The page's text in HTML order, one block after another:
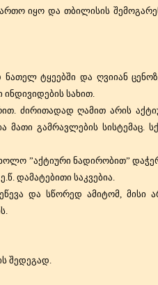
იყო და თბილისის
ტყეებში და ღვიიან
სახით.
ძირითადად ღამით არის
მათი გამრავლების სისტემაც.
”აქტიური ნადირობით”
დამატებითი საკვებია.
და სწორედ ამიტომ, მისი
შედეგად.